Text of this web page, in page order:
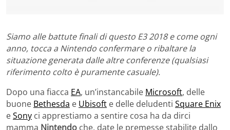
Siamo alle battute finali di questo E3 2018 e come ogni
anno, tocca a Nintendo confermare o ribaltare la
situazione generata dalle altre conferenze (qualsiasi
riferimento colto è puramente casuale).
Dopo una fiacca EA, un’instancabile Microsoft, delle
buone Bethesda e Ubisoft e delle deludenti Square Enix
eSony ci apprestiamo a sentire cosa ha da dirci
mamma Nintendo che, date le premesse stabilite dallo